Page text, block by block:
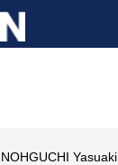
NOHGUCHI Yasuaki